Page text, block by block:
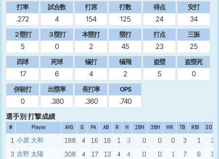
打率
.272
試合数
4
打席
154
打数
125
得点
24
安打
34
２塁打
5
３塁打
0
本塁打
2
塁打
45
打点
23
三振
25
四球
17
死球
6
犠打
4
犠飛
2
盗塁
5
盗塁死
0
併殺打
0
出塁率
.380
長打率
.360
OPS
.740
選手別 打撃成績
# Player AVG G PA AB R H 2BH 3BH HR TB RBI SO
1 小原 大和 .188 4 16 16 1 3 0 0 0 3 1
2
3 吉野 太陽 .308 4 17 13 4 4 0 0 1 7 6
1